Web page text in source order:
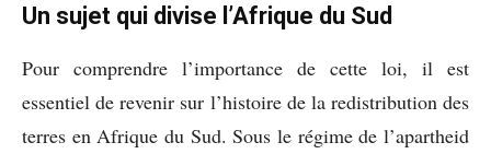
Un sujet qui divise l’Afrique du Sud
Pour comprendre l’importance de cette loi, il est
essentiel de revenir sur l’histoire de la redistribution des
terres en Afrique du Sud. Sous le régime de l’apartheid